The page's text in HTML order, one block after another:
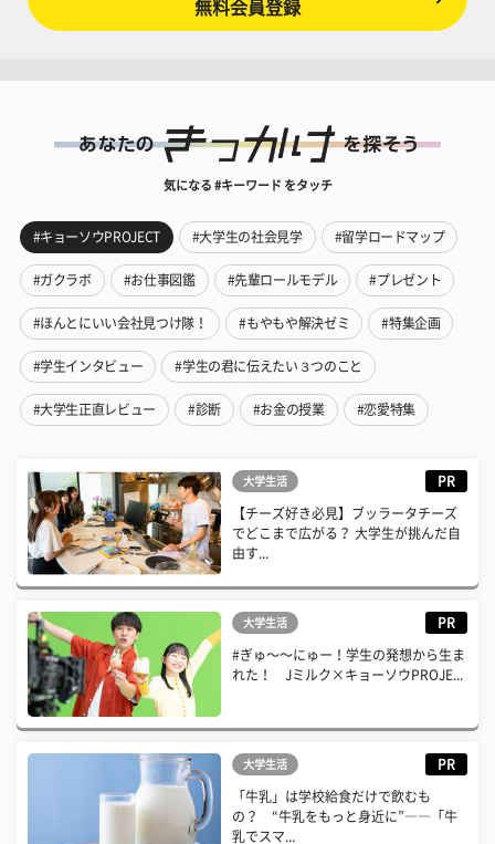
無料会員登録
気になる #キーワード をタッチ
#キョーソウPROJECT #大学生の社会見学 #留学ロードマップ
#ガクラボ #お仕事図鑑 #先輩ロールモデル #プレゼント
#ほんとにいい会社見つけ隊！ #もやもや解決ゼミ #特集企画
#学生インタビュー #学生の君に伝えたい３つのこと
#大学生正直レビュー #診断 #お金の授業 #恋愛特集
大学生活 PR
【チーズ好き必見】ブッラータチーズ
でどこまで広がる？ 大学生が挑んだ自
由す...
大学生活 PR
#ぎゅ〜〜にゅー！学生の発想から生ま
れた！ Jミルク×キョーソウPROJE...
大学生活 PR
「牛乳」は学校給食だけで飲むも
の？ “牛乳をもっと身近に”――「牛
乳でスマ...